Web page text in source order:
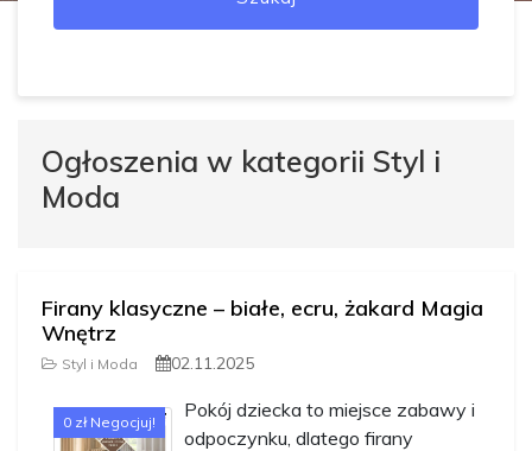
Ogłoszenia w kategorii Styl i
Moda
Firany klasyczne – białe, ecru, żakard Magia
Wnętrz
Styl i Moda 02.11.2025
0 zł Negocjuj!
Pokój dziecka to miejsce zabawy i
odpoczynku, dlatego firany